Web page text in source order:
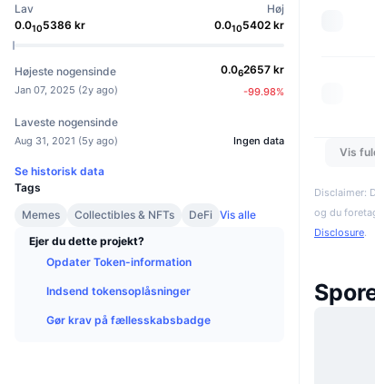
Lav
0.0105386 kr
Høj
0.0105402 kr
Højeste nogensinde
Jan 07, 2025 (2y ago)
0.062657 kr
-99.98%
Laveste nogensinde
Aug 31, 2021 (5y ago) Ingen data
Se historisk data
Tags
Memes
Collectibles & NFTs DeFi Vis alle
Ejer du dette projekt?
Opdater Token-information
Indsend tokensoplåsninger
Gør krav på fællesskabsbadge
Vis
Disclaimer:
og du
Disclosure.